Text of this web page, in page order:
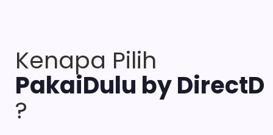
?